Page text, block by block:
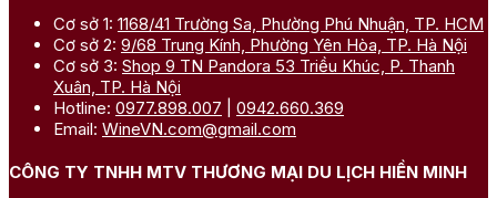
Cơ sở 1: 1168/41 Trường Sa, Phường Phú Nhuận, TP. HCM
Cơ sở 2: 9/68 Trung Kính, Phường Yên Hòa, TP. Hà Nội
Cơ sở 3: Shop 9 TN Pandora 53 Triều Khúc, P. Thanh
Xuân, TP. Hà Nội
Hotline: 0977.898.007
0942.660.369
Email: WineVN.com@gmail.com
CÔNG TY TNHH MTV THƯƠNG MẠI DU LỊCH HIỀN MINH